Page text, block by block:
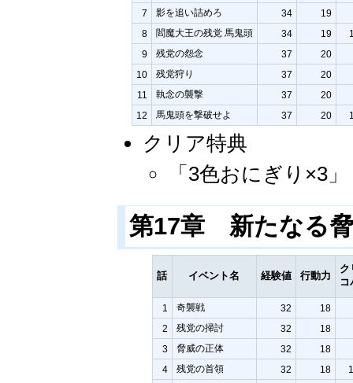
7
影を追い詰めろ 34
19
8
閻魔大王の残党 馬鬼頭 34 19
9
残党の怨念 37
20
10
残党狩り 37
20
11
執念の襲撃 37
20
12
馬鬼頭を撃破せよ 37 20
クリア特典
「3色おにぎり×3
第17章 新たなる
話 イベント名 経験値 行動力
ク
コ
1 奇襲戦 32
18
2
残党の掃討 32
18
3
脅威の正体 32
18
4
残党の首領 32 18